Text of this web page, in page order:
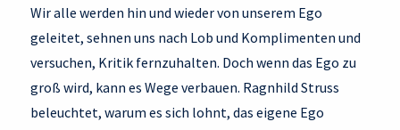
Wir alle werden hin und wieder von unserem Ego
geleitet, sehnen uns nach Lob und Komplimenten und
versuchen, Kritik fernzuhalten. Doch wenn das Ego zu
groß wird, kann es Wege verbauen. Ragnhild Struss
beleuchtet, warum es sich lohnt, das eigene Ego